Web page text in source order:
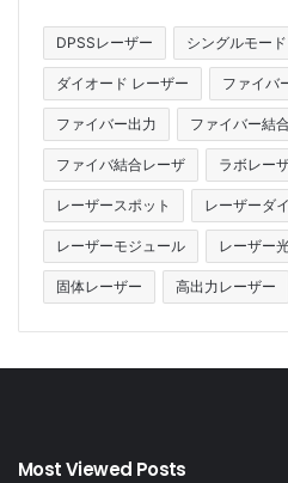
DPSSレーザー シングルモード
ダイオード レーザー ファイバ
ファイバー出力 ファイバー結
ファイバ結合レーザ ラボレー
レーザースポット レーザーダ
レーザーモジュール レーザー
固体レーザー 高出力レーザー
Most Viewed Posts